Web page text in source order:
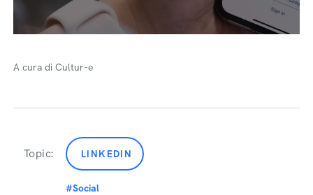
A cura di Cultur-e
Topic: LINKEDIN
#Social